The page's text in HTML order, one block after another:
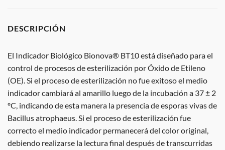
DESCRIPCIÓN
El Indicador Biológico Bionova® BT10 está diseñado para el
control de procesos de esterilización por Óxido de Etileno
(OE). Si el proceso de esterilización no fue exitoso el medio
indicador cambiará al amarillo luego de la incubación a 37 ± 2
ºC, indicando de esta manera la presencia de esporas vivas de
Bacillus atrophaeus. Si el proceso de esterilización fue
correcto el medio indicador permanecerá del color original,
debiendo realizarse la lectura final después de transcurridas